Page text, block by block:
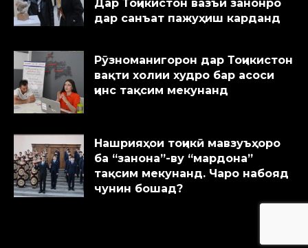
Дар Тоҷикистон вазъи занонро
дар санъат пажуҳиш карданд
Рӯзноманигорон дар Тоҷикистон
вақти холии худро бар асоси
ҷинс тақсим мекунанд
Нашрияҳои тоҷикӣ мавзуъҳоро
ба “занона”-ву “мардона”
тақсим мекунанд. Чаро набояд
чунин бошад?